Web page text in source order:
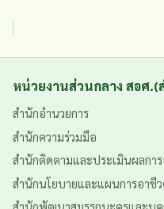
หน่วยงานส่วนกลาง สอศ.(
สำนักอำนวยการ
สำนักความร่วมมือ
สำนักติดตามและประเมินผลกา
สำนักนโยบายและแผนการอาชี